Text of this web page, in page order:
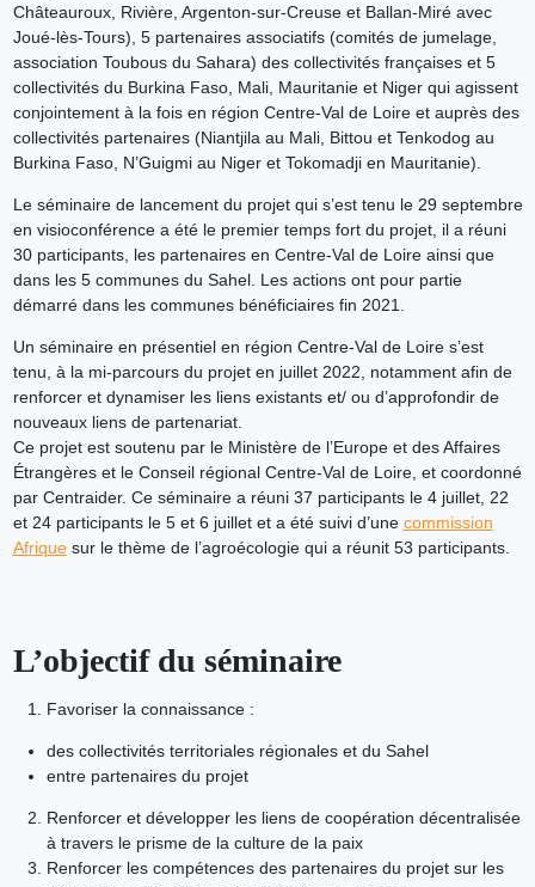
Châteauroux, Rivière, Argenton-sur-Creuse et Ballan-Miré avec
Joué-lès-Tours), 5 partenaires associatifs (comités de jumelage,
association Toubous du Sahara) des collectivités françaises et 5
collectivités du Burkina Faso, Mali, Mauritanie et Niger qui agissent
conjointement à la fois en région Centre-Val de Loire et auprès des
collectivités partenaires (Niantjila au Mali, Bittou et Tenkodog au
Burkina Faso, N’Guigmi au Niger et Tokomadji en Mauritanie).
Le séminaire de lancement du projet qui s’est tenu le 29 septembre
en visioconférence a été le premier temps fort du projet, il a réuni
30 participants, les partenaires en Centre-Val de Loire ainsi que
dans les 5 communes du Sahel. Les actions ont pour partie
démarré dans les communes bénéficiaires fin 2021.
Un séminaire en présentiel en région Centre-Val de Loire s’est
tenu, à la mi-parcours du projet en juillet 2022, notamment afin de
renforcer et dynamiser les liens existants et/ ou d’approfondir de
nouveaux liens de partenariat.
Ce projet est soutenu par le Ministère de l’Europe et des Affaires
Étrangères et le Conseil régional Centre-Val de Loire, et coordonné
par Centraider. Ce séminaire a réuni 37 participants le 4 juillet, 22
et 24 participants le 5 et 6 juillet et a été suivi d’une commission
Afriquesur le thème de l’agroécologie qui a réunit 53 participants.
L’objectif du séminaire
Favoriser la connaissance :
des collectivités territoriales régionales et du Sahel
entre partenaires du projet
Renforcer et développer les liens de coopération décentralisée
à travers le prisme de la culture de la paix
Renforcer les compétences des partenaires du projet sur les